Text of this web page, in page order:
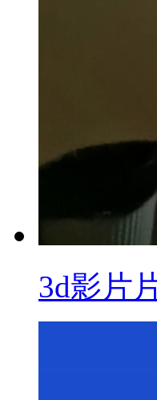
3d影片